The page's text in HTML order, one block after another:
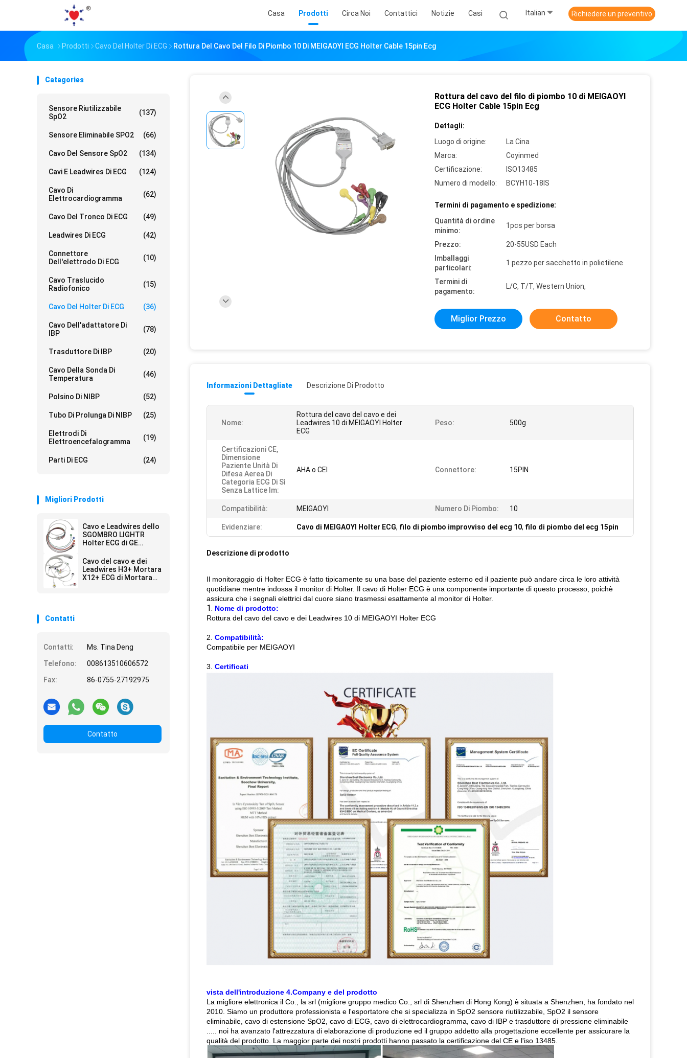
Casa Prodotti Circa Noi Contattici Notizie Casi Italian Richiedere un preventivo
Casa Prodotti Cavo Del Holter Di ECG Rottura Del Cavo Del Filo Di Piombo 10 Di MEIGAOYI ECG Holter Cable 15pin Ecg
Catagories
Sensore Riutilizzabile
SpO2
(137)
Sensore Eliminabile SPO2 (66)
Cavo Del Sensore SpO2 (134)
Cavi E Leadwires Di ECG (124)
Cavo Di
Elettrocardiogramma
(62)
Cavo Del Tronco Di ECG (49)
Leadwires Di ECG (42)
Connettore
Dell'elettrodo Di ECG
(10)
Cavo Traslucido
Radiofonico
(15)
Cavo Del Holter Di ECG (36)
Cavo Dell'adattatore Di
IBP
(78)
Trasduttore Di IBP (20)
Cavo Della Sonda Di
Temperatura
(46)
Polsino Di NIBP (52)
Tubo Di Prolunga Di NIBP (25)
Elettrodi Di
Elettroencefalogramma
(19)
Parti Di ECG (24)
Migliori Prodotti
Cavo e Leadwires dello
SGOMBRO LIGHTR
Holter ECG di GE
Cavo del cavo e dei
Leadwires H3+ Mortara
X12+ ECG di Mortara
Contatti
Contatti:
Ms. Tina Deng
Telefono:
008613510606572
Fax:
86-0755-27192975
Contatto
Rottura del cavo del filo di piombo 10 di MEIGAOYI
ECG Holter Cable 15pin Ecg
Dettagli:
Luogo di origine:
La Cina
Marca:
Coyinmed
Certificazione:
ISO13485
Numero di modello:
BCYH10-18IS
Termini di pagamento e spedizione:
Quantità di ordine
minimo:
1pcs per borsa
Prezzo:
20-55USD Each
Imballaggi
particolari:
1 pezzo per sacchetto in polietilene
Termini di
pagamento:
L/C, T/T, Western Union,
Miglior Prezzo Contatto
Informazioni Dettagliate Descrizione Di Prodotto
Nome:
Rottura del cavo del cavo e dei
Leadwires 10 di MEIGAOYI Holter
ECG
Peso: 500g
Certificazioni CE,
Dimensione
Paziente Unità Di
Difesa Aerea Di
Categoria ECG Di Sì
Senza Lattice Im:
AHA o CEI Connettore: 15PIN
Compatibilità: MEIGAOYI Numero Di Piombo: 10
Evidenziare: Cavo di MEIGAOYI Holter ECG, filo di piombo improvviso del ecg 10, filo di piombo del ecg 15pin
Descrizione di prodotto
Il monitoraggio di Holter ECG è fatto tipicamente su una base del paziente esterno ed il paziente può andare circa le loro attività
quotidiane mentre indossa il monitor di Holter. Il cavo di Holter ECG è una componente importante di questo processo, poichè
assicura che i segnali elettrici dal cuore siano trasmessi esattamente al monitor di Holter.
1. Nome di prodotto:
Rottura del cavo del cavo e dei Leadwires 10 di MEIGAOYI Holter ECG
2. Compatibilità:
Compatibile per MEIGAOYI
3. Certificati
vista dell'introduzione 4.Company e del prodotto
La migliore elettronica il Co., la srl (migliore gruppo medico Co., srl di Shenzhen di Hong Kong) è situata a Shenzhen, ha fondato nel
2010. Siamo un produttore professionista e l'esportatore che si specializza in SpO2 sensore riutilizzabile, SpO2 il sensore
eliminabile, cavo di estensione SpO2, cavo di ECG, cavo di elettrocardiogramma, cavo di IBP e trasduttore di pressione eliminabile
..... noi ha avanzato l'attrezzatura di elaborazione di produzione ed il gruppo addetto alla progettazione eccellente per assicurare la
qualità del prodotto. La maggior parte dei nostri prodotti hanno passato la certificazione del CE e l'iso 13485.